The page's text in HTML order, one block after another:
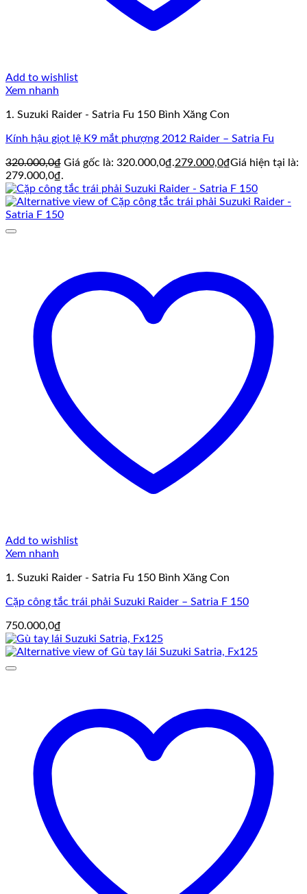
Add to wishlist
Xem nhanh
1. Suzuki Raider - Satria Fu 150 Bình Xăng Con
Kính hậu giọt lệ K9 mắt phượng 2012 Raider – Satria Fu
320.000,0₫ Giá gốc là: 320.000,0₫.279.000,0₫Giá hiện tại là:
279.000,0₫.
Add to wishlist
Xem nhanh
1. Suzuki Raider - Satria Fu 150 Bình Xăng Con
Cặp công tắc trái phải Suzuki Raider – Satria F 150
750.000,0₫